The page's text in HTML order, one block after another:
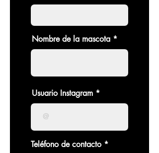
Nombre de la mascota
Usuario Instagram
Teléfono de contacto